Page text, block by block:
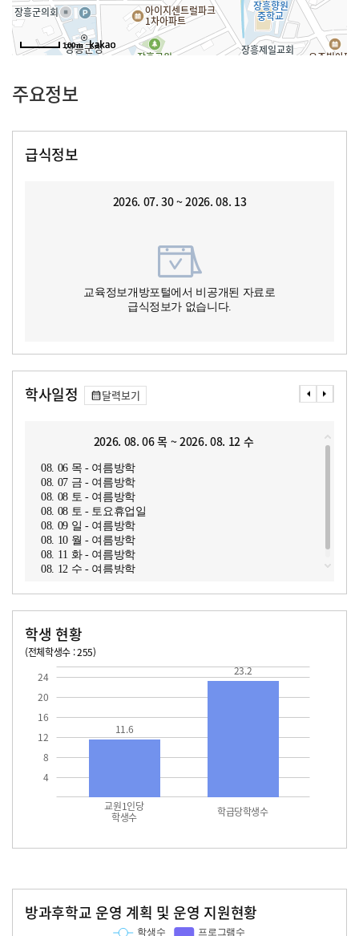
100m
주요정보
급식정보
2026. 07. 30 ~ 2026. 08. 13
교육정보개방포털에서 비공개된 자료로
급식정보가 없습니다.
학사일정 달력보기
2026. 08. 06 목 ~ 2026. 08. 12 수
08. 06 목 - 여름방학
08. 07 금 - 여름방학
08. 08 토 - 여름방학
08. 08 토 - 토요휴업일
08. 09 일 - 여름방학
08. 10 월 - 여름방학
08. 11 화 - 여름방학
08. 12 수 - 여름방학
학생 현황
(전체학생수 : 255)
4
8
12
16
20
24
교원1인당
학생수 학급당학생수
11.6
23.2
방과후학교 운영 계획 및 운영 지원현황